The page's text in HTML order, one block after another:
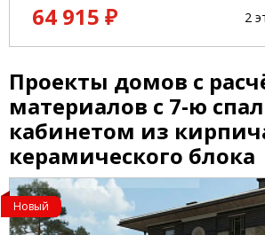
64 915 ₽
2
Проекты домов с
материалов с 7-ю
кабинетом из
керамического блока
Новый